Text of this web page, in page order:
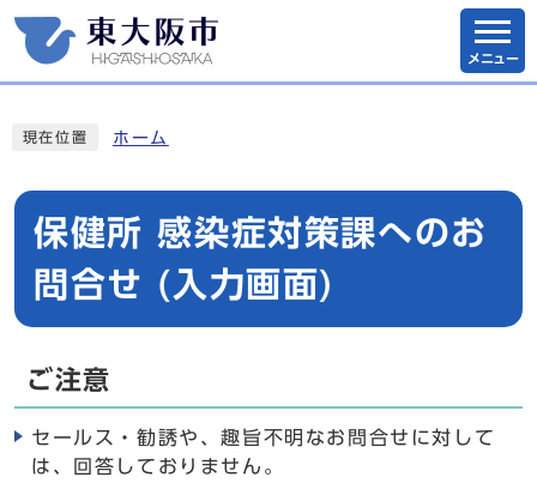
メニュー
現在位置 ホーム
保健所 感染症対策課へのお
問合せ (入力画面)
ご注意
セールス・勧誘や、趣旨不明なお問合せに対して
は、回答しておりません。